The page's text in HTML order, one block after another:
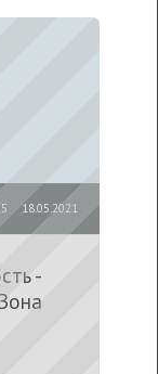
18.05.2021
-